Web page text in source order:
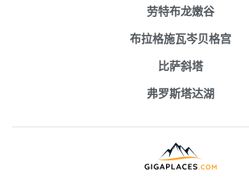
劳特布龙嫩谷
布拉格施瓦岑贝格宫
比萨斜塔
弗罗斯塔达湖